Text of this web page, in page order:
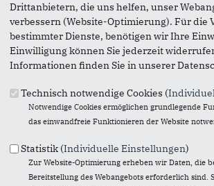
Drittanbietern, die uns helfen, unser
verbessern (Website-Optimierung). Für die
bestimmter Dienste, benötigen wir Ihre
Einwilligung können Sie jederzeit
Informationen finden Sie in unserer
Technisch notwendige Cookies (
Notwendige Cookies ermöglichen grundlegende
das einwandfreie Funktionieren der Website
Statistik (Individuelle Einstellungen)
Zur Website-Optimierung erheben wir Daten, die
Bereitstellung des Webangebots erforderlich sind.